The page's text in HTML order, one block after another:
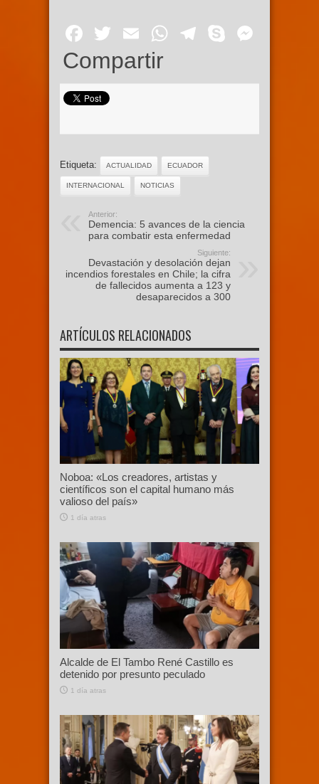
Facebook
Twitter
EmailWhatsApp
Telegram
Skype
Compartir
Etiqueta: ACTUALIDAD ECUADOR
INTERNACIONAL NOTICIAS
Anterior:
Demencia: 5 avances de la ciencia
para combatir esta enfermedad
Siguiente:
Devastación y desolación dejan
incendios forestales en Chile; la cifra
de fallecidos aumenta a 123 y
desaparecidos a 300
ARTÍCULOS RELACIONADOS
Noboa: «Los creadores, artistas y
científicos son el capital humano más
valioso del país»
1 día atras
Alcalde de El Tambo René Castillo es
detenido por presunto peculado
1 día atras